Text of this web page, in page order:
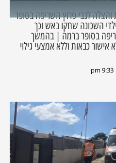
לגבי פרוץ השריפה בסופר
השכונה שחקו באש וכך
בסופר ברמה | בהמשך
כבאות וללא אמצעי גילוי
9:33 pm